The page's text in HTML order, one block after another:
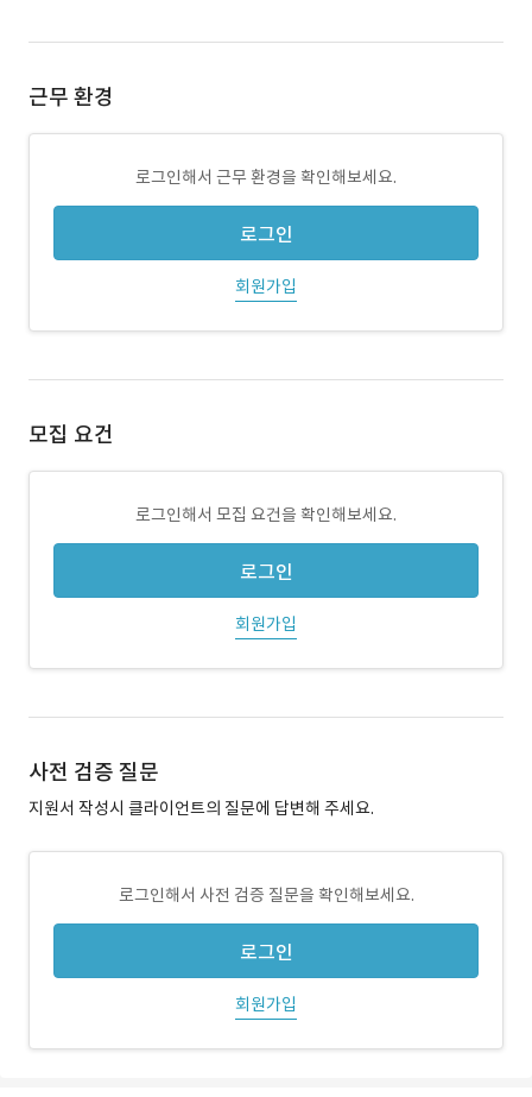
근무 환경
로그인해서 근무 환경을 확인해보세요.
로그인
회원가입
모집 요건
로그인해서 모집 요건을 확인해보세요.
로그인
회원가입
사전 검증 질문
지원서 작성시 클라이언트의 질문에 답변해 주세요.
로그인해서 사전 검증 질문을 확인해보세요.
로그인
회원가입